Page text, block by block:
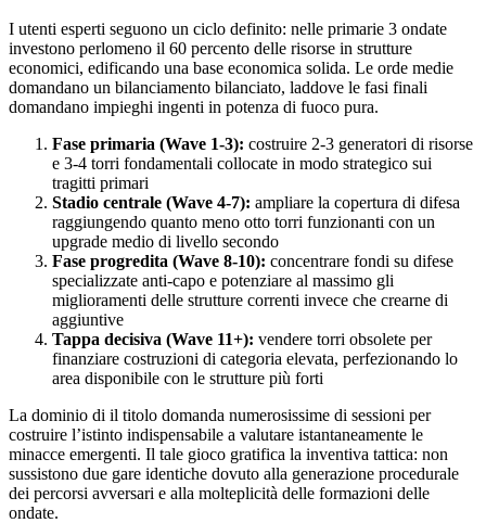
I utenti esperti seguono un ciclo definito: nelle primarie 3 ondate
investono perlomeno il 60 percento delle risorse in strutture
economici, edificando una base economica solida. Le orde medie
domandano un bilanciamento bilanciato, laddove le fasi finali
domandano impieghi ingenti in potenza di fuoco pura.
Fase primaria (Wave 1-3): costruire 2-3 generatori di risorse
e 3-4 torri fondamentali collocate in modo strategico sui
tragitti primari
Stadio centrale (Wave 4-7): ampliare la copertura di difesa
raggiungendo quanto meno otto torri funzionanti con un
upgrade medio di livello secondo
Fase progredita (Wave 8-10): concentrare fondi su difese
specializzate anti-capo e potenziare al massimo gli
miglioramenti delle strutture correnti invece che crearne di
aggiuntive
Tappa decisiva (Wave 11+): vendere torri obsolete per
finanziare costruzioni di categoria elevata, perfezionando lo
area disponibile con le strutture più forti
La dominio di il titolo domanda numerosissime di sessioni per
costruire l’istinto indispensabile a valutare istantaneamente le
minacce emergenti. Il tale gioco gratifica la inventiva tattica: non
sussistono due gare identiche dovuto alla generazione procedurale
dei percorsi avversari e alla molteplicità delle formazioni delle
ondate.